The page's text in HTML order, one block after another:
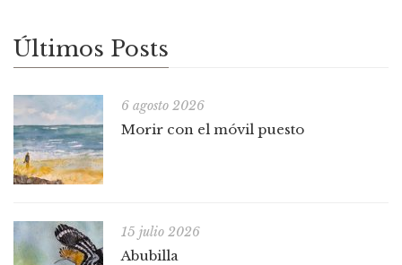
Últimos Posts
6 agosto 2026
Morir con el móvil puesto
15 julio 2026
Abubilla